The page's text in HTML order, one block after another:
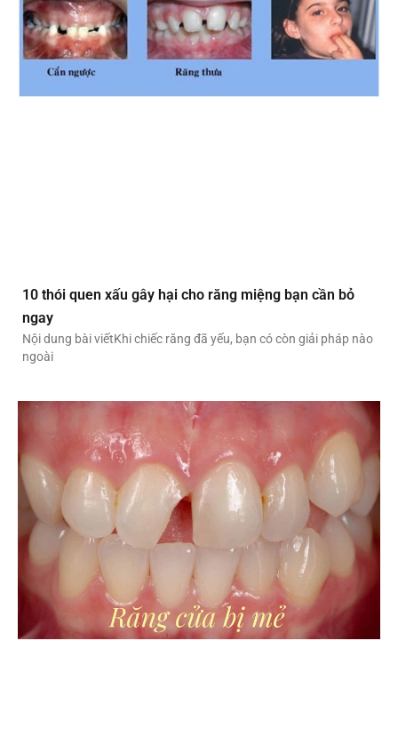
10 thói quen xấu gây hại cho răng miệng bạn cần bỏ
ngay
Nội dung bài viếtKhi chiếc răng đã yếu, bạn có còn giải pháp nào
ngoài